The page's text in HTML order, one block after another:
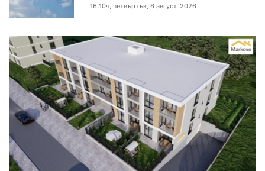
16:10ч, четвъртък, 6 август, 2026